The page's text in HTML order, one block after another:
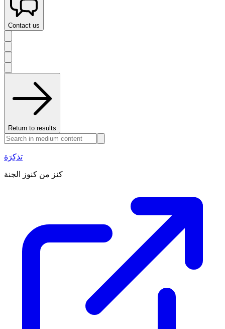
Contact us
Return to results
تذكِرَة
كنز من كنوز الجنة